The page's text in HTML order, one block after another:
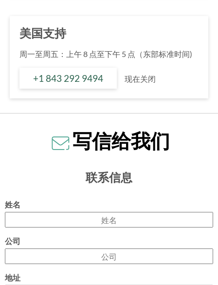
美国支持
周一至周五：上午 8 点至下午 5 点（东部标准时间)
+1 843 292 9494 现在关闭
写信给我们
联系信息
姓名
公司
地址